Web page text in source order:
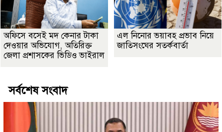
অফিসে বসেই মদ কেনার টাকা
দেওয়ার অভিযোগ, অতিরিক্ত
জেলা প্রশাসকের ভিডিও ভাইরাল
এল নিনোর ভয়াবহ প্রভাব নিয়ে
জাতিসংঘের সতর্কবার্তা
সর্বশেষ সংবাদ